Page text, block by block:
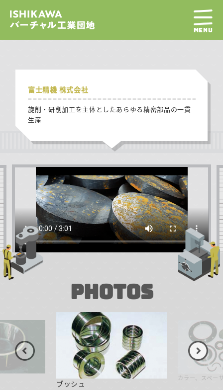
MENU
富士精機 株式会社
旋削・研削加工を主体としたあらゆる精密部品の一貫
生産
PHOTOS
ブッシュ
カラー、スペー